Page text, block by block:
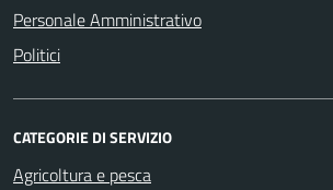
Personale Amministrativo
Politici
CATEGORIE DI SERVIZIO
Agricoltura e pesca